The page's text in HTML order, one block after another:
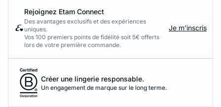
Rejoignez Etam Connect
Des avantages exclusifs et des expériences
uniques.
Vos 100 premiers points de fidélité soit 5€ offerts
lors de votre première commande.​
Je m’inscris
Créer une lingerie responsable.
Un engagement de marque sur le long terme.